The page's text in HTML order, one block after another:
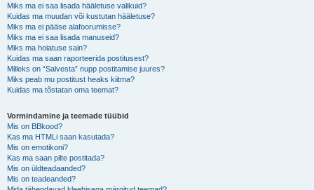
Miks ma ei saa lisada hääletuse valikuid?
Kuidas ma muudan või kustutan hääletuse?
Miks ma ei pääse alafoorumisse?
Miks ma ei saa lisada manuseid?
Miks ma hoiatuse sain?
Kuidas ma saan raporteerida postitusest?
Milleks on “Salvesta” nupp postitamise juures?
Miks peab mu postitust heaks kiitma?
Kuidas ma tõstatan oma teemat?
Vormindamine ja teemade tüübid
Mis on BBkood?
Kas ma HTMLi saan kasutada?
Mis on emotikoni?
Kas ma saan pilte postitada?
Mis on üldteadaanded?
Mis on teadeanded?